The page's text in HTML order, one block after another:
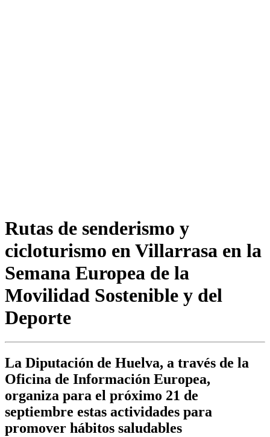
Rutas de senderismo y
cicloturismo en Villarrasa en la
Semana Europea de la
Movilidad Sostenible y del
Deporte
La Diputación de Huelva, a través de la
Oficina de Información Europea,
organiza para el próximo 21 de
septiembre estas actividades para
promover hábitos saludables